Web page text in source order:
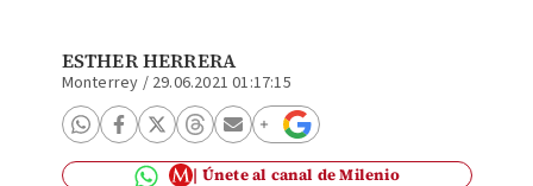
ESTHER HERRERA
Monterrey / 29.06.2021 01:17:15
Únete al canal de Milenio